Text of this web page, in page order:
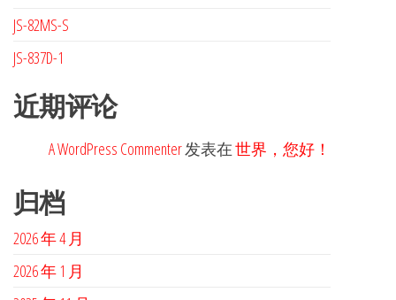
JS-82MS-S
JS-837D-1
近期评论
A WordPress Commenter发表在世界，您好！
归档
2026 年 4 月
2026 年 1 月